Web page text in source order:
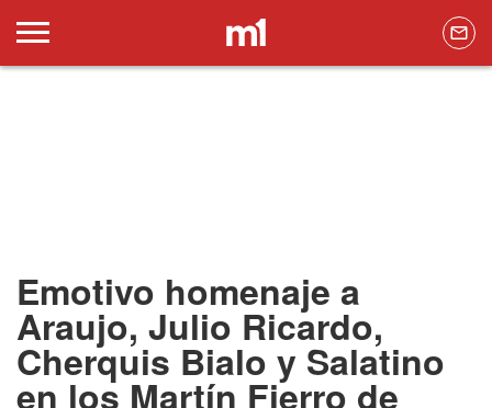
Emotivo homenaje a
Araujo, Julio Ricardo,
Cherquis Bialo y Salatino
en los Martín Fierro de